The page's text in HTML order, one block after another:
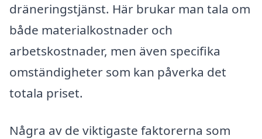
dräneringstjänst. Här brukar man tala om
både materialkostnader och
arbetskostnader, men även specifika
omständigheter som kan påverka det
totala priset.
Några av de viktigaste faktorerna som